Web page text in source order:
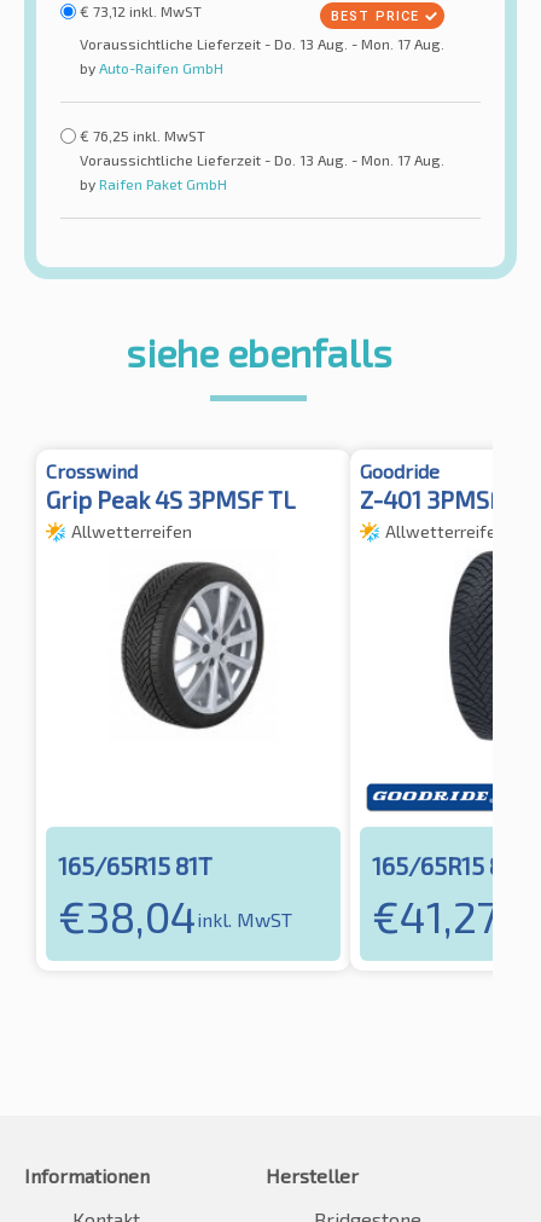
€ 73,12 inkl. MwST
Voraussichtliche Lieferzeit - Do. 13 Aug. - Mon. 17 Aug.
by Auto-Raifen GmbH
€ 76,25 inkl. MwST
Voraussichtliche Lieferzeit - Do. 13 Aug. - Mon. 17 Aug.
by Raifen Paket GmbH
siehe ebenfalls
Crosswind
Grip Peak 4S 3PMSF TL
Allwetterreifen
165/65R15 81T
€38,04inkl. MwST
Goodride
Z-401 3PMSF
Allwetterreifen
165/65R15 81T
€41,27
Informationen
Hersteller